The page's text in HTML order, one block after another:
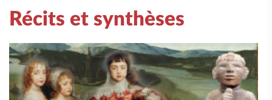
Récits et synthèses